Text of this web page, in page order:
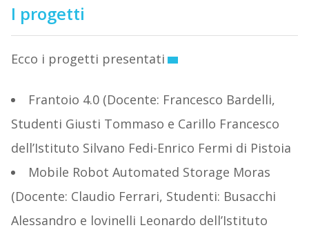
I progetti
Ecco i progetti presentati
Frantoio 4.0 (Docente: Francesco Bardelli,
Studenti Giusti Tommaso e Carillo Francesco
dell’Istituto Silvano Fedi-Enrico Fermi di Pistoia
Mobile Robot Automated Storage Moras
(Docente: Claudio Ferrari, Studenti: Busacchi
Alessandro e lovinelli Leonardo dell’Istituto